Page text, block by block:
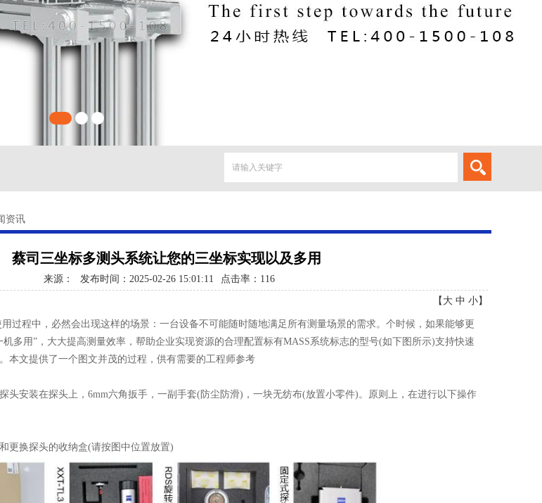
资讯
蔡司三坐标多测头系统让您的三坐标实现以及多用
来源： 发布时间：2025-02-26 15:01:11 点击率： 116
【 大 中 小】
过程中，必然会出现这样的场景：一台设备不可能随时随地满足所有测量场景的需求。个时候，如果能够更
多用”，大大提高测量效率，帮助企业实现资源的合理配置标有MASS系统标志的型号(如下图所示)支持快速
本文提供了一个图文并茂的过程，供有需要的工程师参考
安装在探头上，6mm六角扳手，一副手套(防尘防滑)，一块无纺布(放置小零件)。原则上，在进行以下操作
换探头的收纳盒(请按图中位置放置)